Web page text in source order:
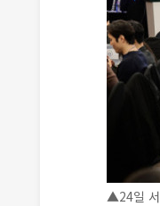
▲24일 서